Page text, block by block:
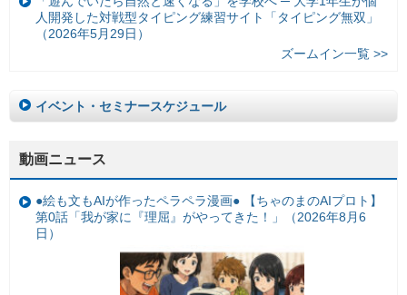
人開発した対戦型タイピング練習サイト「タイピング無双」
（2026年5月29日）
ズームイン一覧 >>
イベント・セミナースケジュール
動画ニュース
●絵も文もAIが作ったペラペラ漫画● 【ちゃのまのAIプロト】
第0話「我が家に『理屈』がやってきた！」（2026年8月6
日）